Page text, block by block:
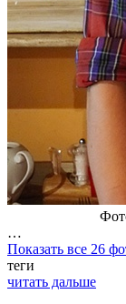
…
Показать все 26
теги
читать дальше